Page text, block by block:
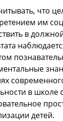
что
им
в
в школе
детей.